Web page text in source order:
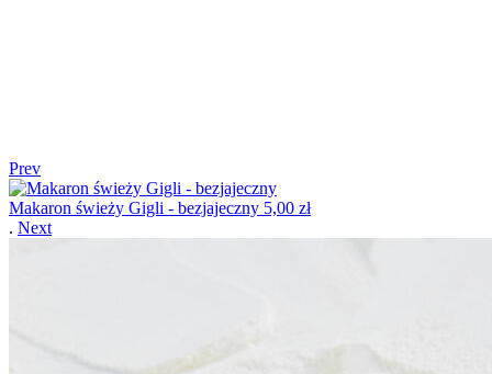
Prev
Makaron świeży Gigli - bezjajeczny 5,00 zł
. Next